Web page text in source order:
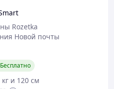
Rozetka
Новой почты
Бесплатно
и 120 см